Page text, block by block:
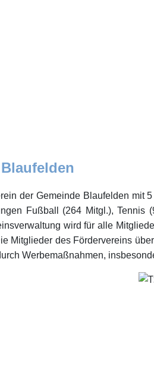
der Gemeinde Blaufelden mit
Fußball (264 Mitgl.),
wird für alle
Mitglieder des Fördervereins
Werbemaßnahmen,